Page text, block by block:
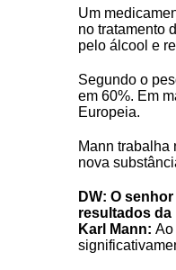
Um
no tratamento
pelo álcool e
Segundo o
em 60%. Em
Europeia.
Mann trabalha
nova
DW: O
resultados da
Karl Mann: Ao